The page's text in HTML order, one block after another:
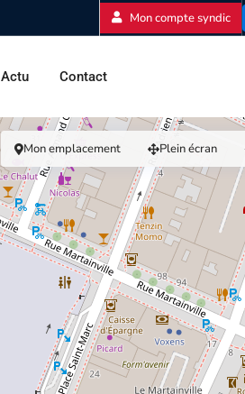
Mon compte syndic
Actu Contact
Mon emplacement Plein écran